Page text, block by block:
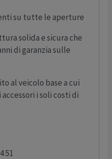
su tutte le aperture
solida e sicura che
di garanzia sulle
al veicolo base a cui
i soli costi di
51